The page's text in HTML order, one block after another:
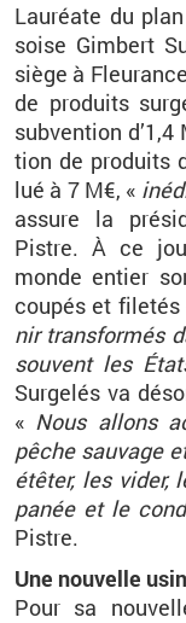
Lau­réate du
soise Gim­bert
siège à
de pro­duits
sub­ven­tion d’1,4
tion de pro­duits
lué à 7 M€, «
as­sure la
Pistre. À ce
monde en­tier
cou­pés et fi­le­tés
nir trans­for­més
sou­vent les
Sur­ge­lés va
« Nous al­lons
pêche sau­vage
étê­ter, les vider,
panée et le
Pistre.
Une nou­velle
Pour sa